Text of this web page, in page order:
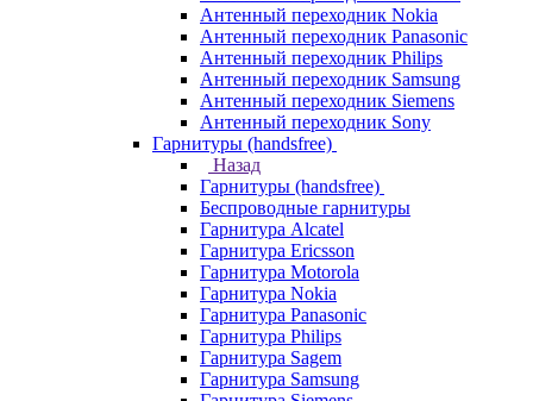
Антенный переходник Nokia
Антенный переходник Panasonic
Антенный переходник Philips
Антенный переходник Samsung
Антенный переходник Siemens
Антенный переходник Sony
Гарнитуры (handsfree)
Назад
Гарнитуры (handsfree)
Беспроводные гарнитуры
Гарнитура Alcatel
Гарнитура Ericsson
Гарнитура Motorola
Гарнитура Nokia
Гарнитура Panasonic
Гарнитура Philips
Гарнитура Sagem
Гарнитура Samsung